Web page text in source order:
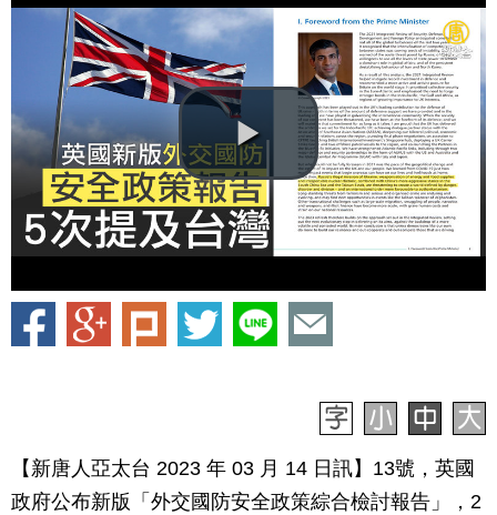
【新唐人亞太台 2023 年 03 月 14 日訊】13號，英國
政府公布新版「外交國防安全政策綜合檢討報告」，2